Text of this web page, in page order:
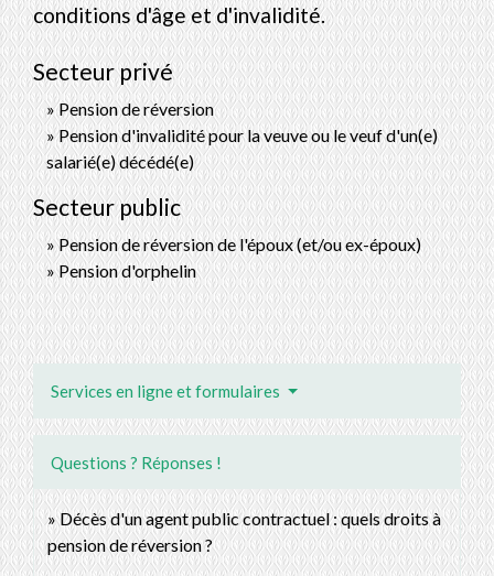
conditions d'âge et d'invalidité.
Secteur privé
Pension de réversion
Pension d'invalidité pour la veuve ou le veuf d'un(e)
salarié(e) décédé(e)
Secteur public
Pension de réversion de l'époux (et/ou ex-époux)
Pension d'orphelin
Services en ligne et formulaires
Questions ? Réponses !
Décès d'un agent public contractuel : quels droits à
pension de réversion ?